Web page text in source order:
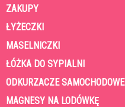
ZAKUPY
ŁYŻECZKI
MASELNICZKI
ŁÓŻKA DO SYPIALNI
ODKURZACZE SAMOCHODOWE
MAGNESY NA LODÓWKĘ